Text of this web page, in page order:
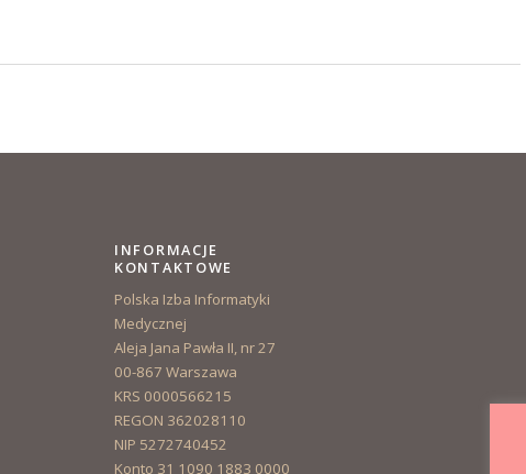
INFORMACJE
KONTAKTOWE
Polska Izba Informatyki
Medycznej
Aleja Jana Pawła II, nr 27
00-867 Warszawa
KRS 0000566215
REGON 362028110
NIP 5272740452
Konto 31 1090 1883 0000